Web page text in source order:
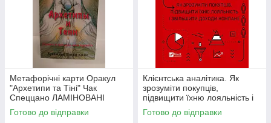
Метафорічні карти Оракул
"Архетипи та Тіні" Чак
Спеццано ЛАМІНОВАНІ
Готово до відправки
Клієнтська аналітика. Як
зрозуміти покупців,
підвищити їхню лояльність і
збільшити доходи Чубукова
Ірина
Готово до відправки